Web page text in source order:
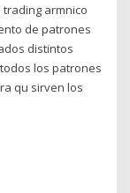
armnico
de patrones
distintos
los patrones
qu sirven los